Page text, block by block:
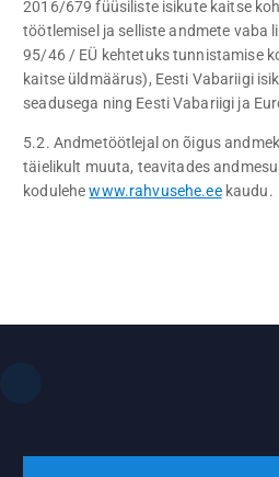
2016/679 füüsiliste isikute kaitse
töötlemisel ja selliste andmete vaba
95/46 / EÜ kehtetuks tunnistamise
kaitse üldmäärus), Eesti Vabariigi
seadusega ning Eesti Vabariigi ja
5.2. Andmetöötlejal on õigus
täielikult muuta, teavitades
kodulehewww.rahvusehe.eekaudu.